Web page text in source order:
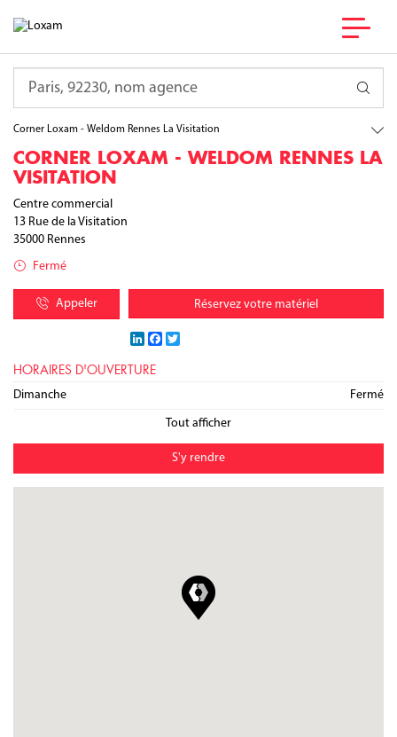
France
Corner Loxam - Weldom Rennes La Visitation
CORNER LOXAM - WELDOM RENNES LA
VISITATION
Centre commercial
13 Rue de la Visitation
35000 Rennes
Fermé
Appeler Réservez votre matériel
LinkedInFacebook
HORAIRES D'OUVERTURE
Lundi 09:30 - 19:30/
Mardi 09:30 - 19:30/
Mercredi 09:30 - 19:30/
Jeudi 09:30 - 19:30/
Vendredi 09:30 - 19:30/
Samedi 09:30 - 19:30/
Dimanche Fermé
Tout afficher
S'y rendre